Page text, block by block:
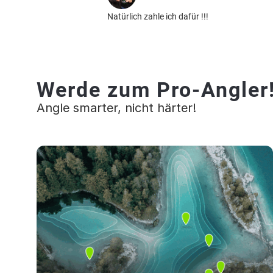
Natürlich zahle ich dafür !!!
Werde zum Pro-
Angle smarter, nicht härter!